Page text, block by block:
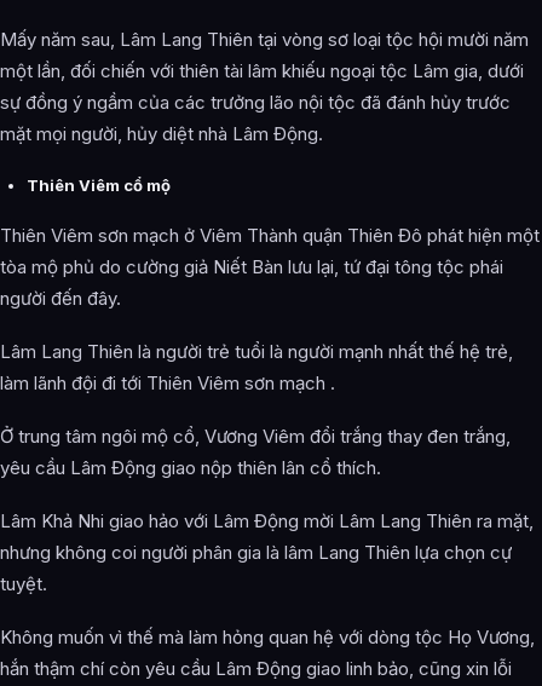
Mấy năm sau, Lâm Lang Thiên tại vòng sơ loại tộc hội mười năm
một lần, đối chiến với thiên tài lâm khiếu ngoại tộc Lâm gia, dưới
sự đồng ý ngầm của các trưởng lão nội tộc đã đánh hủy trước
mặt mọi người, hủy diệt nhà Lâm Động.
Thiên Viêm cổ mộ
Thiên Viêm sơn mạch ở Viêm Thành quận Thiên Đô phát hiện một
tòa mộ phủ do cường giả Niết Bàn lưu lại, tứ đại tông tộc phái
người đến đây.
Lâm Lang Thiên là người trẻ tuổi là người mạnh nhất thế hệ trẻ,
làm lãnh đội đi tới Thiên Viêm sơn mạch .
Ở trung tâm ngôi mộ cổ, Vương Viêm đổi trắng thay đen trắng,
yêu cầu Lâm Động giao nộp thiên lân cổ thích.
Lâm Khả Nhi giao hảo với Lâm Động mời Lâm Lang Thiên ra mặt,
nhưng không coi người phân gia là lâm Lang Thiên lựa chọn cự
tuyệt.
Không muốn vì thế mà làm hỏng quan hệ với dòng tộc Họ Vương,
hắn thậm chí còn yêu cầu Lâm Động giao linh bảo, cũng xin lỗi